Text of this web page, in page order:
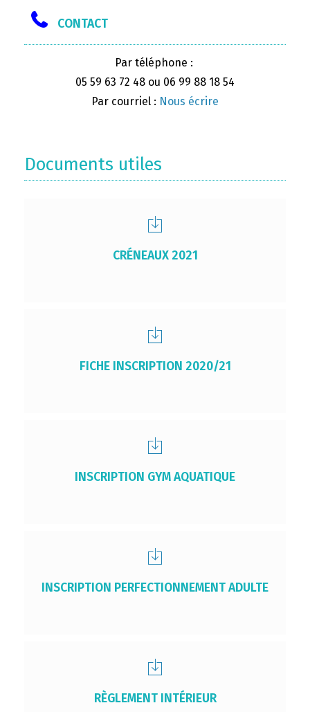
CONTACT
Par téléphone :
05 59 63 72 48 ou 06 99 88 18 54
Par courriel : Nous écrire
Documents utiles
CRÉNEAUX 2021
FICHE INSCRIPTION 2020/21
INSCRIPTION GYM AQUATIQUE
INSCRIPTION PERFECTIONNEMENT ADULTE
RÈGLEMENT INTÉRIEUR